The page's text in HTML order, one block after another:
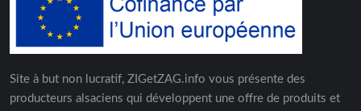
Site à but non lucratif, ZIGetZAG.info vous présente des
producteurs alsaciens qui développent une offre de produits et